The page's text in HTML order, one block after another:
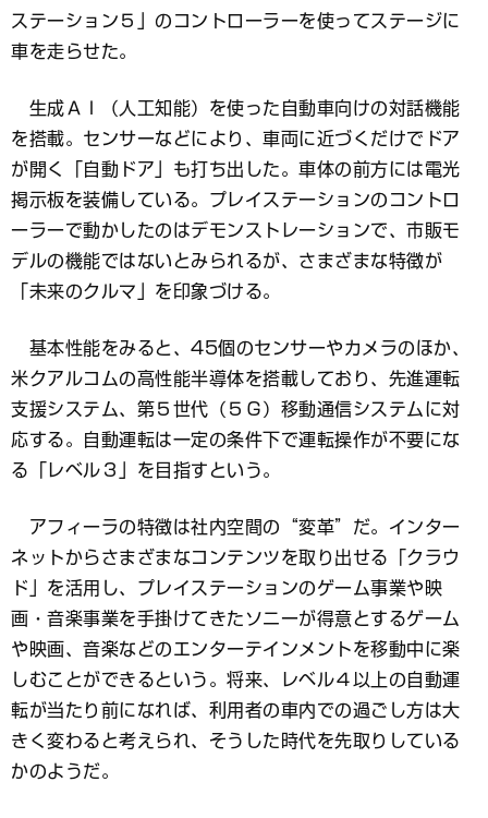
ステーション５」のコントローラーを使ってステージに
車を走らせた。
生成ＡＩ（人工知能）を使った自動車向けの対話機能
を搭載。センサーなどにより、車両に近づくだけでドア
が開く「自動ドア」も打ち出した。車体の前方には電光
掲示板を装備している。プレイステーションのコントロ
ーラーで動かしたのはデモンストレーションで、市販モ
デルの機能ではないとみられるが、さまざまな特徴が
「未来のクルマ」を印象づける。
基本性能をみると、45個のセンサーやカメラのほか、
米クアルコムの高性能半導体を搭載しており、先進運転
支援システム、第５世代（５Ｇ）移動通信システムに対
応する。自動運転は一定の条件下で運転操作が不要にな
る「レベル３」を目指すという。
アフィーラの特徴は社内空間の“変革”だ。インター
ネットからさまざまなコンテンツを取り出せる「クラウ
ド」を活用し、プレイステーションのゲーム事業や映
画・音楽事業を手掛けてきたソニーが得意とするゲーム
や映画、音楽などのエンターテインメントを移動中に楽
しむことができるという。将来、レベル４以上の自動運
転が当たり前になれば、利用者の車内での過ごし方は大
きく変わると考えられ、そうした時代を先取りしている
かのようだ。